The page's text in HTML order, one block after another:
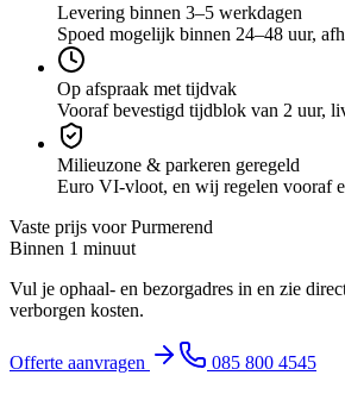
Levering binnen 3–5 werkdagen
Spoed mogelijk binnen 24–48 uur,
Op afspraak met tijdvak
Vooraf bevestigd tijdblok van 2 uur,
Milieuzone & parkeren geregeld
Euro VI-vloot, en wij regelen vooraf
Vaste prijs voorPurmerend
Binnen 1 minuut
Vul je ophaal- en bezorgadres in en zie
verborgen kosten.
Offerte aanvragen 085 800 4545